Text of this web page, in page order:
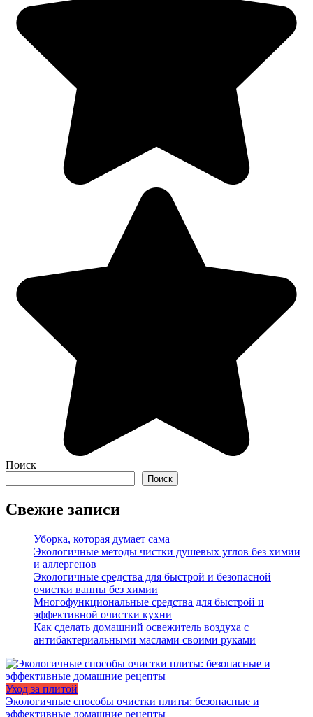
Поиск
Поиск
Свежие записи
Уборка, которая думает сама
Экологичные методы чистки душевых углов без химии
и аллергенов
Экологичные средства для быстрой и безопасной
очистки ванны без химии
Многофункциональные средства для быстрой и
эффективной очистки кухни
Как сделать домашний освежитель воздуха с
антибактериальными маслами своими руками
Уход за плитой
Экологичные способы очистки плиты: безопасные и
эффективные домашние рецепты